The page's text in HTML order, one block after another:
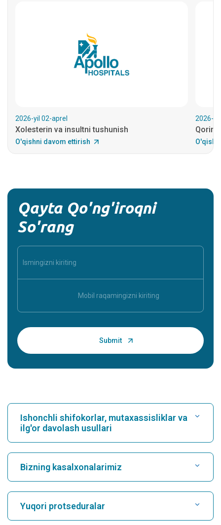
2026-yil 02-aprel
Xolesterin va insultni tushunish
O'qishni davom ettirish
2026-
Qorin
Qayta Qo'ng'iroqni
So'rang
Ishonchli shifokorlar, mutaxassisliklar va
ilg'or davolash usullari
Kasalxonani toping
Kardiologni toping
Bizning kasalxonalarimiz
Yuqori protseduralar